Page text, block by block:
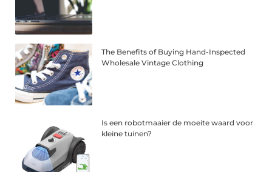
The Benefits of Buying Hand-Inspected
Wholesale Vintage Clothing
Is een robotmaaier de moeite waard voor
kleine tuinen?